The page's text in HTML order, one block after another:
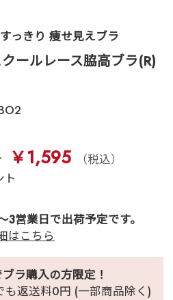
っきり 痩せ見えブラ
クールレース脇高ブラ(R)
￥1,595
（税込）
ト
3営業日で出荷予定です。
はこちら
ラ購入の方限定！
も返送料0円 (一部商品除く)